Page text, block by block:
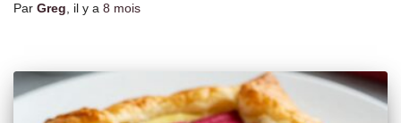
Par Greg, il y a 8 mois